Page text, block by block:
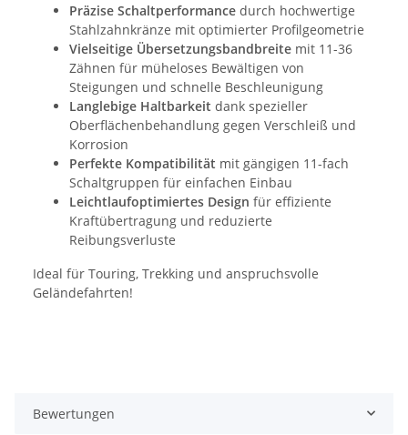
Präzise Schaltperformance durch hochwertige
Stahlzahnkränze mit optimierter Profilgeometrie
Vielseitige Übersetzungsbandbreite mit 11-36
Zähnen für müheloses Bewältigen von
Steigungen und schnelle Beschleunigung
Langlebige Haltbarkeit dank spezieller
Oberflächenbehandlung gegen Verschleiß und
Korrosion
Perfekte Kompatibilität mit gängigen 11-fach
Schaltgruppen für einfachen Einbau
Leichtlaufoptimiertes Design für effiziente
Kraftübertragung und reduzierte
Reibungsverluste
Ideal für Touring, Trekking und anspruchsvolle
Geländefahrten!
Bewertungen